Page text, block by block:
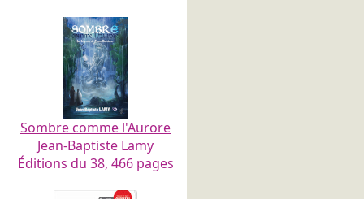
Sombre comme l'Aurore
Jean-Baptiste Lamy
Éditions du 38, 466 pages